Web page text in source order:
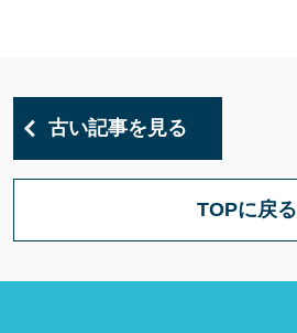
古い記事を見る
TOPに戻る